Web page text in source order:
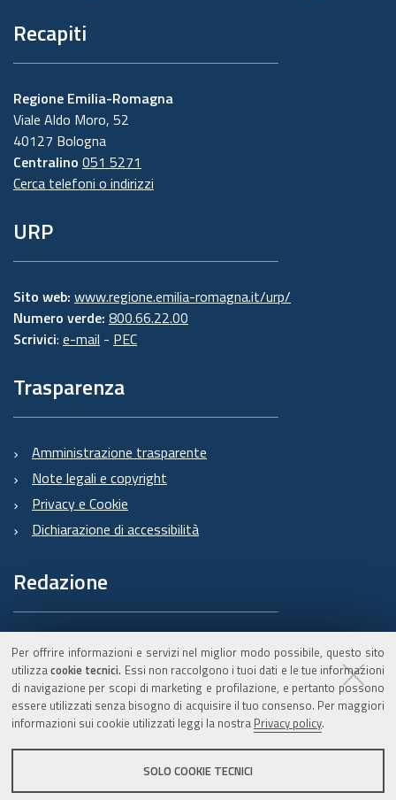
Per offrire informazioni e servizi nel miglior modo possibile, questo sito
utilizzacookie tecnici. Essi non raccolgono i tuoi dati e le tue informazioni
di navigazione per scopi di marketing e profilazione, e pertanto possono
essere utilizzati senza bisogno di acquisire il tuo consenso. Per maggiori
informazioni sui cookie utilizzati leggi la nostra Privacy policy.
SOLO COOKIE TECNICI
Recapiti
Regione Emilia-Romagna
Viale Aldo Moro, 52
40127 Bologna
Centralino 051 5271
Cerca telefoni o indirizzi
URP
Sito web: www.regione.emilia-romagna.it/urp/
Numero verde: 800.66.22.00
Scrivici: e-mail - PEC
Trasparenza
Amministrazione trasparente
Note legali e copyright
Privacy e Cookie
Dichiarazione di accessibilità
Redazione
Informazioni sul Burert
e contatti
C.F. 800.625.903.79